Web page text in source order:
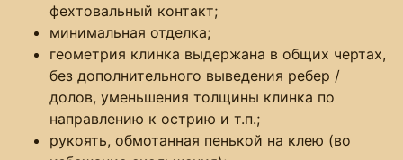
фехтовальный контакт;
минимальная отделка;
геометрия клинка выдержана в общих чертах,
без дополнительного выведения ребер /
долов, уменьшения толщины клинка по
направлению к острию и т.п.;
рукоять, обмотанная пенькой на клею (во